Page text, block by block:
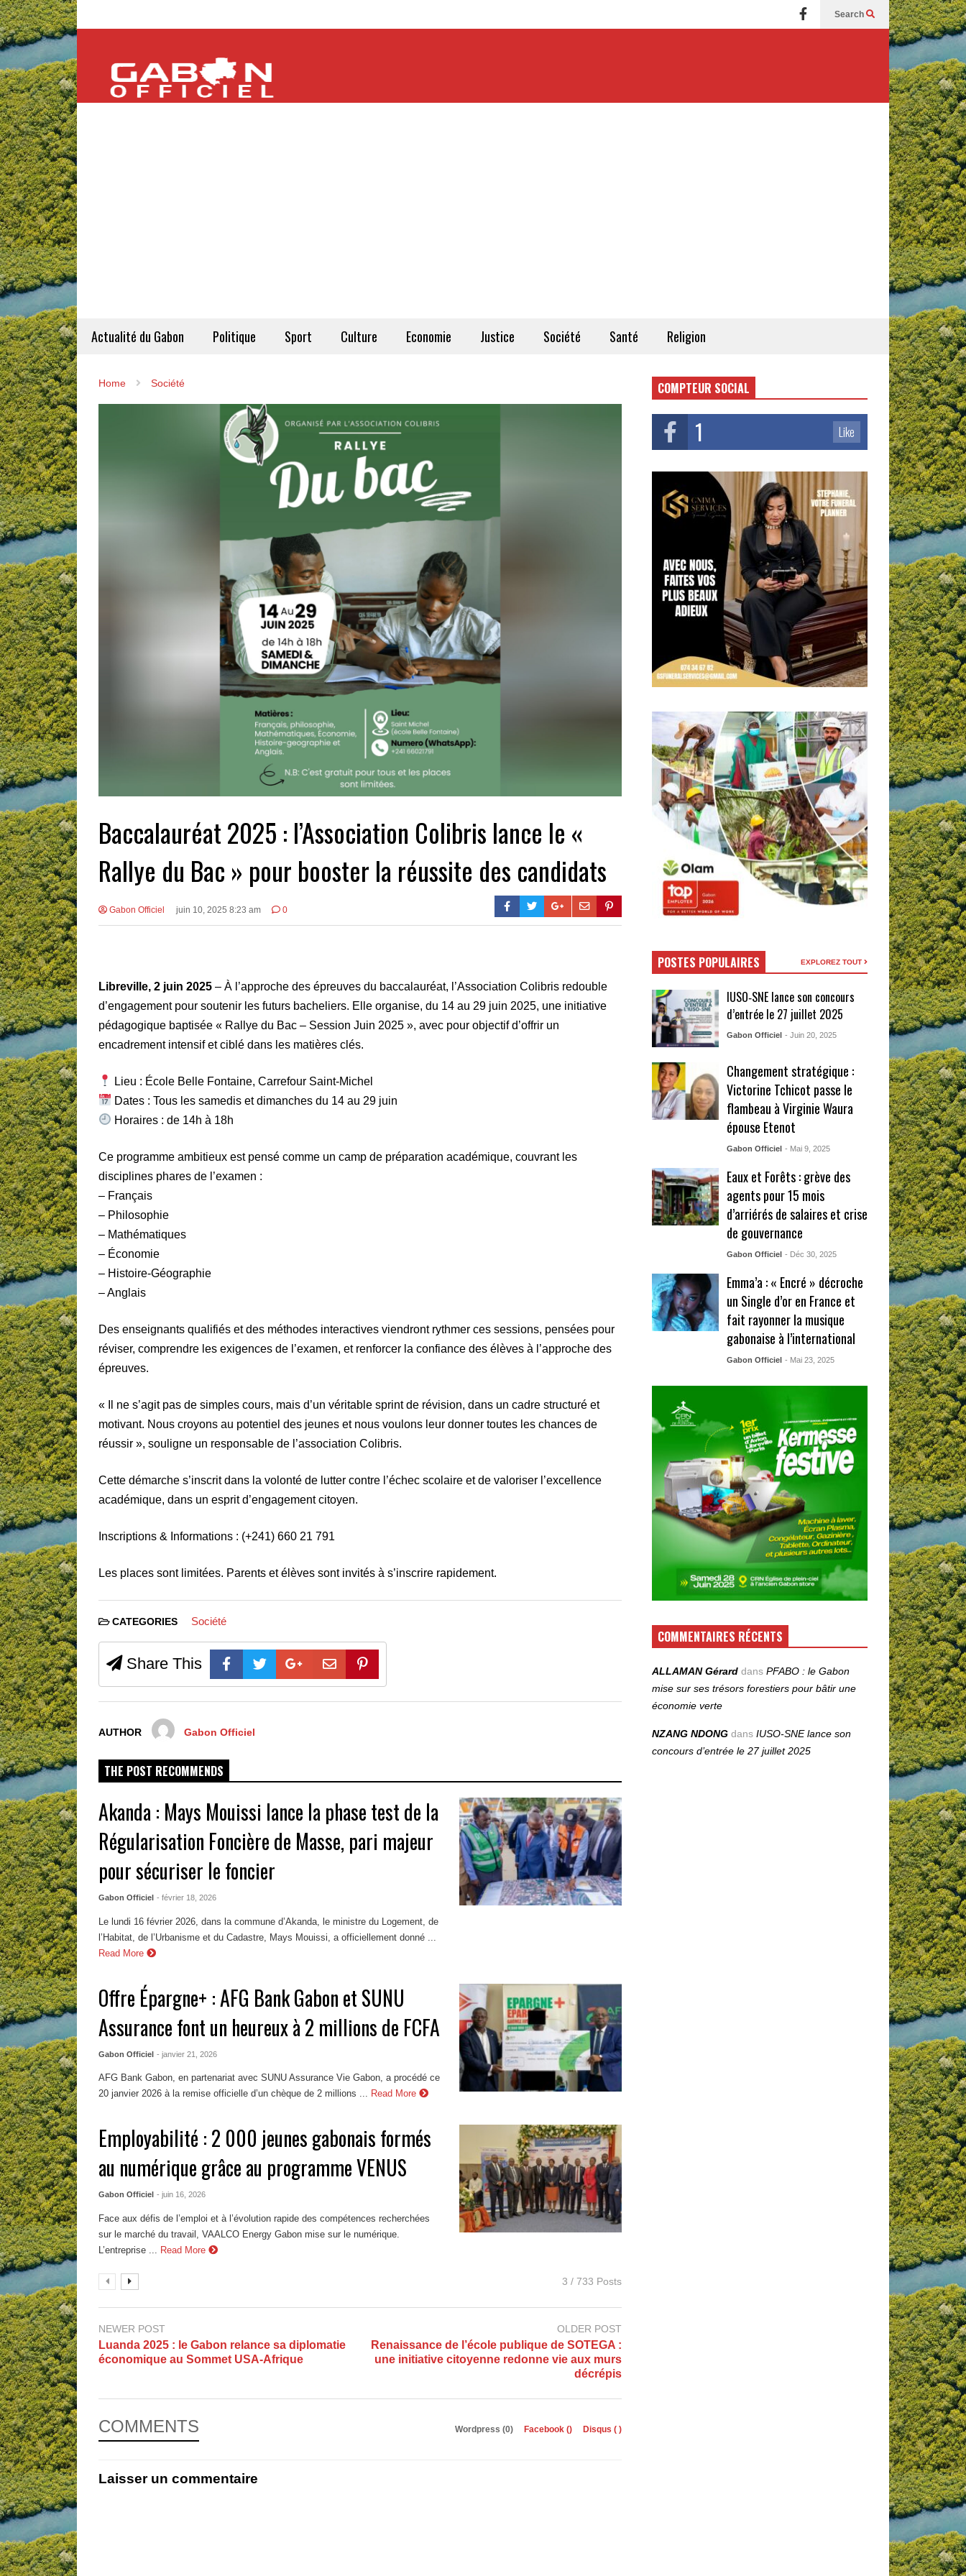
Search
Actualité du Gabon Politique Sport Culture Economie Justice Société Santé Religion
Home Société
Baccalauréat 2025 : l’Association Colibris lance le «
Rallye du Bac » pour booster la réussite des candidats
Gabon Officiel juin 10, 2025 8:23 am 0
Libreville, 2 juin 2025 – À l’approche des épreuves du baccalauréat, l’Association Colibris redouble
d’engagement pour soutenir les futurs bacheliers. Elle organise, du 14 au 29 juin 2025, une initiative
pédagogique baptisée « Rallye du Bac – Session Juin 2025 », avec pour objectif d’offrir un
encadrement intensif et ciblé dans les matières clés.
Lieu : École Belle Fontaine, Carrefour Saint-Michel
Dates : Tous les samedis et dimanches du 14 au 29 juin
Horaires : de 14h à 18h
Ce programme ambitieux est pensé comme un camp de préparation académique, couvrant les
disciplines phares de l’examen :
– Français
– Philosophie
– Mathématiques
– Économie
– Histoire-Géographie
– Anglais
Des enseignants qualifiés et des méthodes interactives viendront rythmer ces sessions, pensées pour
réviser, comprendre les exigences de l’examen, et renforcer la confiance des élèves à l’approche des
épreuves.
« Il ne s’agit pas de simples cours, mais d’un véritable sprint de révision, dans un cadre structuré et
motivant. Nous croyons au potentiel des jeunes et nous voulons leur donner toutes les chances de
réussir », souligne un responsable de l’association Colibris.
Cette démarche s’inscrit dans la volonté de lutter contre l’échec scolaire et de valoriser l’excellence
académique, dans un esprit d’engagement citoyen.
Inscriptions & Informations : (+241) 660 21 791
Les places sont limitées. Parents et élèves sont invités à s’inscrire rapidement.
CATEGORIES Société
Share This
AUTHOR Gabon Officiel
THE POST RECOMMENDS
Akanda : Mays Mouissi lance la phase test de la
Régularisation Foncière de Masse, pari majeur
pour sécuriser le foncier
Gabon Officiel - février 18, 2026
Le lundi 16 février 2026, dans la commune d’Akanda, le ministre du Logement, de
l’Habitat, de l’Urbanisme et du Cadastre, Mays Mouissi, a officiellement donné ...
Read More
Offre Épargne+ : AFG Bank Gabon et SUNU
Assurance font un heureux à 2 millions de FCFA
Gabon Officiel - janvier 21, 2026
AFG Bank Gabon, en partenariat avec SUNU Assurance Vie Gabon, a procédé ce
20 janvier 2026 à la remise officielle d’un chèque de 2 millions ... Read More
Employabilité : 2 000 jeunes gabonais formés
au numérique grâce au programme VENUS
Gabon Officiel - juin 16, 2026
Face aux défis de l’emploi et à l’évolution rapide des compétences recherchées
sur le marché du travail, VAALCO Energy Gabon mise sur le numérique.
L’entreprise ... Read More
3 / 733 Posts
NEWER POST
Luanda 2025 : le Gabon relance sa diplomatie
économique au Sommet USA‑Afrique
OLDER POST
Renaissance de l’école publique de SOTEGA :
une initiative citoyenne redonne vie aux murs
décrépis
COMMENTS Wordpress (0) Facebook () Disqus ( )
Laisser un commentaire
COMPTEUR SOCIAL
1 Like
POSTES POPULAIRES EXPLOREZ TOUT
IUSO‑SNE lance son concours
d’entrée le 27 juillet 2025
Gabon Officiel - Juin 20, 2025
Changement stratégique :
Victorine Tchicot passe le
flambeau à Virginie Waura
épouse Etenot
Gabon Officiel - Mai 9, 2025
Eaux et Forêts : grève des
agents pour 15 mois
d’arriérés de salaires et crise
de gouvernance
Gabon Officiel - Déc 30, 2025
Emma’a : « Encré » décroche
un Single d’or en France et
fait rayonner la musique
gabonaise à l’international
Gabon Officiel - Mai 23, 2025
COMMENTAIRES RÉCENTS
ALLAMAN Gérard dansPFABO : le Gabon
mise sur ses trésors forestiers pour bâtir une
économie verte
NZANG NDONG dansIUSO‑SNE lance son
concours d’entrée le 27 juillet 2025